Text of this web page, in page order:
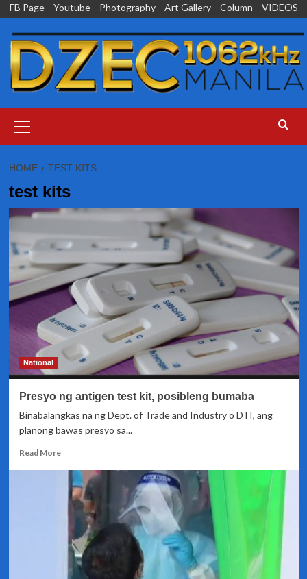
Skip
content
FB Page Youtube Photography Art Gallery Column VIDEOS
Menu
HOME TEST KITS
test kits
National
Presyo ng antigen test kit, posibleng bumaba
Binabalangkas na ng Dept. of Trade and Industry o DTI, ang
planong bawas presyo sa...
Read MoreRead
about
Presyo
ng
antigen
kit,
posibleng
bumaba